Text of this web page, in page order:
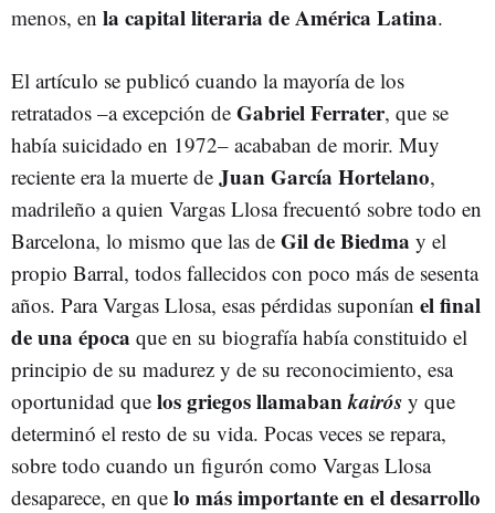
menos, en la capital literaria de América Latina.
El artículo se publicó cuando la mayoría de los
retratados –a excepción de Gabriel Ferrater, que se
había suicidado en 1972– acababan de morir. Muy
reciente era la muerte de Juan García Hortelano,
madrileño a quien Vargas Llosa frecuentó sobre todo en
Barcelona, lo mismo que las de Gil de Biedma y el
propio Barral, todos fallecidos con poco más de sesenta
años. Para Vargas Llosa, esas pérdidas suponían el final
de una época que en su biografía había constituido el
principio de su madurez y de su reconocimiento, esa
oportunidad que los griegos llamabankairós y que
determinó el resto de su vida. Pocas veces se repara,
sobre todo cuando un figurón como Vargas Llosa
desaparece, en que lo más importante en el desarrollo